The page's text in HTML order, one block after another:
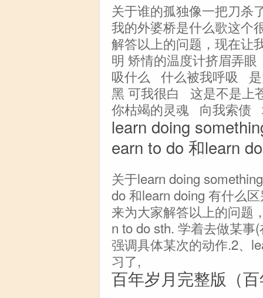
关于谁的孤独像一把刀杀
我的外婆桥是什么歌这个
解答以上的问题，现在
明 矫情的温度计挤眉弄
吸什么 什么被我呼吸
黑 可我很白 这是不是上
你枯竭的灵魂 向我索债
learn doing
earn to do 和learn
关于learn doing
do 和learn doing 有什么
来为大家解答以上的问题
n to do sth. 学着去做某事
强调具体某次的动作.2、
习了,
百年岁月完整版（